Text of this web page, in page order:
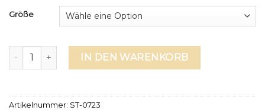
Größe
moose knu kles jacke MengeIN DEN WARENKORB
Artikelnummer: ST-0723